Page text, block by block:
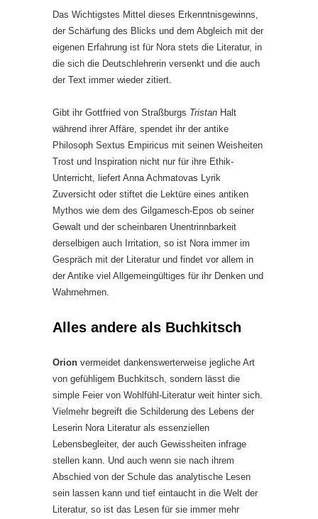
Das Wichtigstes Mittel dieses Erkenntnisgewinns,
der Schärfung des Blicks und dem Abgleich mit der
eigenen Erfahrung ist für Nora stets die Literatur, in
die sich die Deutschlehrerin versenkt und die auch
der Text immer wieder zitiert.
Gibt ihr Gottfried von Straßburgs Tristan Halt
während ihrer Affäre, spendet ihr der antike
Philosoph Sextus Empiricus mit seinen Weisheiten
Trost und Inspiration nicht nur für ihre Ethik-
Unterricht, liefert Anna Achmatovas Lyrik
Zuversicht oder stiftet die Lektüre eines antiken
Mythos wie dem des Gilgamesch-Epos ob seiner
Gewalt und der scheinbaren Unentrinnbarkeit
derselbigen auch Irritation, so ist Nora immer im
Gespräch mit der Literatur und findet vor allem in
der Antike viel Allgemeingültiges für ihr Denken und
Wahrnehmen.
Alles andere als Buchkitsch
Orion vermeidet dankenswerterweise jegliche Art
von gefühligem Buchkitsch, sondern lässt die
simple Feier von Wohlfühl-Literatur weit hinter sich.
Vielmehr begreift die Schilderung des Lebens der
Leserin Nora Literatur als essenziellen
Lebensbegleiter, der auch Gewissheiten infrage
stellen kann. Und auch wenn sie nach ihrem
Abschied von der Schule das analytische Lesen
sein lassen kann und tief eintaucht in die Welt der
Literatur, so ist das Lesen für sie immer mehr